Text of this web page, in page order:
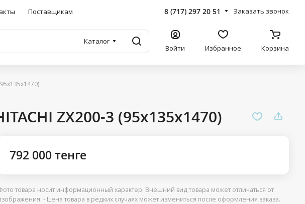
Поставщикам 8 (717) 297 20 51 Заказать звонок
Каталог
Войти Избранное Корзина
ZX200-3 (95x135x1470)
792 000 тенге
товара носит информационный характер. Внешний вид товара может отличаться от
- Цена товара в редких случаях может измениться после оформления заказа.